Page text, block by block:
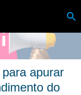
apurar
do